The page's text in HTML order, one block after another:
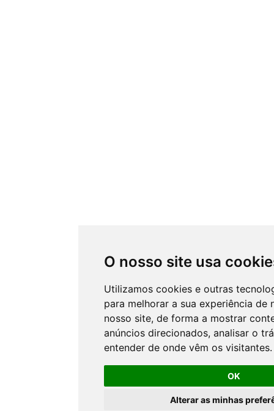
O nosso site usa
Utilizamos cookies e outras
para melhorar a sua experiência de
nosso site, de forma a mostrar
anúncios direcionados, analisar o
entender de onde vêm os visitantes.
OK
Alterar as minhas